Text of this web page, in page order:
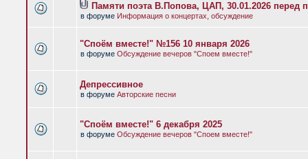
Памяти поэта В.Попова, ЦАП, 30.01.2026 перед
в форуме Информация о концертах, обсуждение
"Споём вместе!" №156 10 января 2026
в форуме Обсуждение вечеров "Споем вместе!"
Депрессивное
в форуме Авторские песни
"Споём вместе!" 6 декабря 2025
в форуме Обсуждение вечеров "Споем вместе!"